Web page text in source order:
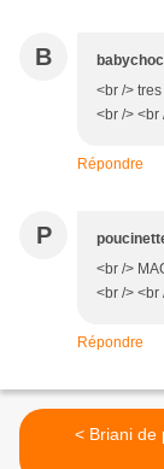
B
<br />
<br /> <br
Répondre
P
<br />
<br /> <br
Répondre
< Briani